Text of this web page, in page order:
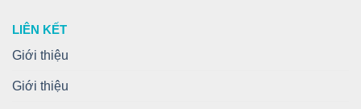
LIÊN KẾT
Giới thiệu
Giới thiệu